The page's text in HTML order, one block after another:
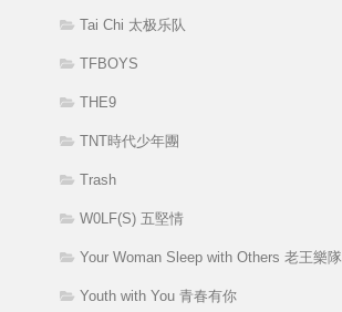
Tai Chi 太极乐队
TFBOYS
THE9
TNT時代少年團
Trash
W0LF(S) 五堅情
Your Woman Sleep with Others 老王樂隊
Youth with You 青春有你